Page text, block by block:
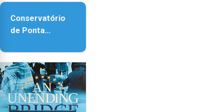
Conservatório
de Ponta
contar com
novos
instrumentos